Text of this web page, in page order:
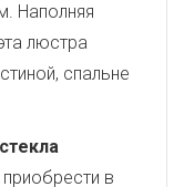
Наполняя
люстра
спальне
в